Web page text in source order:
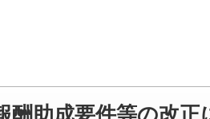
助成要件等の改正